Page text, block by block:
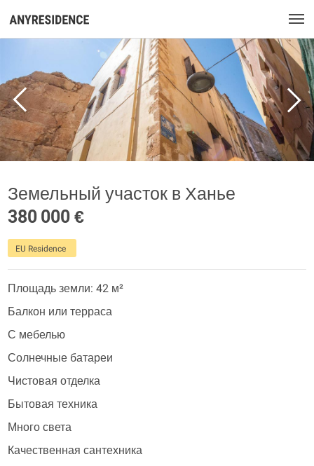
Земельный участок в Ханье
380 000 €
EU Residence
Площадь земли: 42 м²
Балкон или терраса
С мебелью
Солнечные батареи
Чистовая отделка
Бытовая техника
Много света
Качественная сантехника